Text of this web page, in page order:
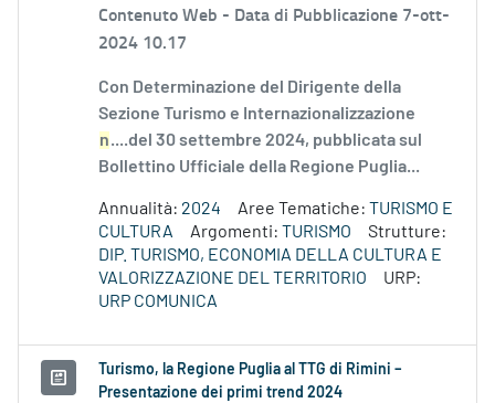
Contenuto Web - Data di Pubblicazione 7-ott-
2024 10.17
Con Determinazione del Dirigente della
Sezione Turismo e Internazionalizzazione
n....del 30 settembre 2024, pubblicata sul
Bollettino Ufficiale della Regione Puglia...
Annualità: 2024 Aree Tematiche: TURISMO E
CULTURA
Argomenti: TURISMO
Strutture:
DIP. TURISMO, ECONOMIA DELLA CULTURA E
VALORIZZAZIONE DEL TERRITORIO
URP:
URP COMUNICA
Turismo, la Regione Puglia al TTG di Rimini –
Presentazione dei primi trend 2024